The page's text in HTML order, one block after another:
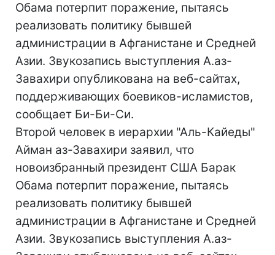
Обама потерпит поражение, пытаясь
реализовать политику бывшей
администрации в Афганистане и Средней
Азии. Звукозапись выступления А.аз-
Завахири опубликована на веб-сайтах,
поддерживающих боевиков-исламистов,
сообщает Би-Би-Си.
Второй человек в иерархии "Аль-Кайеды"
Айман аз-Завахири заявил, что
новоизбранный президент США Барак
Обама потерпит поражение, пытаясь
реализовать политику бывшей
администрации в Афганистане и Средней
Азии. Звукозапись выступления А.аз-